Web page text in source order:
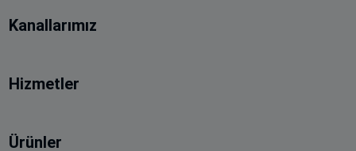
Kanallarımız
Hizmetler
Ürünler